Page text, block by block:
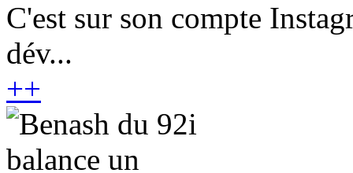
C'est sur son compte
dév...
++